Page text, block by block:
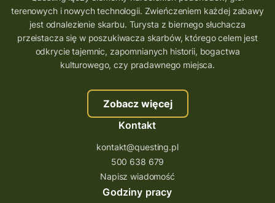
wielkopolskie questy
wakacje z questami
trenerzy questingu
szkolenie tworzenie questów
szkolenie questing
Stefan Żeromski
ścieżka
Rzeszów
questy świętokrzyskie
questujwpolsce
questuj z nami
questingwyprawa po skarb
questingowy projekt współpracy
terenowych i nowych technologii. Zwieńczeniem każdej zabawy
jest odnalezienie skarbu. Turysta z biernego słuchacza
przeistacza się w poszukiwacza skarbów, którego celem jest
odkrycie tajemnic, zapomnianych historii, bogactwa
kulturowego, czy pradawnego miejsca.
Zobacz więcej
Kontakt
kontakt@questing.pl
500 638 679
Napisz wiadomość
Godziny pracy